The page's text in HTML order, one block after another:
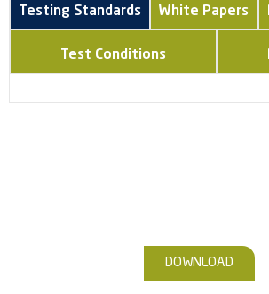
Testing Standards White Papers
Test Conditions
DOWNLOAD